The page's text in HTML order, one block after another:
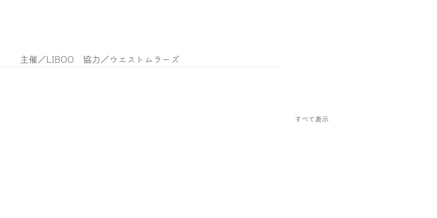
主催／LIBOO　協力／ウエストムラーズ
すべて表示